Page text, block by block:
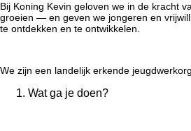
Bij Koning Kevin geloven we in de kracht
groeien — en geven we jongeren en
te ontdekken en te ontwikkelen.
We zijn een landelijk erkende
Wat ga je doen?